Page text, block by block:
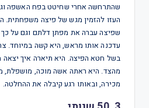
שהתרחשה אחרי שחיטט בפח האשפה
העזו להזמין מגש של פיצה משפחתית.
שפיצה עברה את מפתן דלתם וגם על
עדכנה אותו מראש, היא קשה במיוחד.
בשל חטא הפיצה. היא תיארה איך יצאה
מהצד. היא ראתה אשה מוכה, מושפלת,
מכירה, ובאותו רגע קיבלה את ההחלטה.